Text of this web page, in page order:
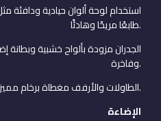
استخدام لوحة ألوان حيادية ودافئة
طابعًا مريحًا وهادئًا.
الجدران مزودة بألواح خشبية
وفاخرة.
الطاولات والأرفف مغطاة برخام مميز، مما يبرز أناقة الغرفة.
الإضاءة